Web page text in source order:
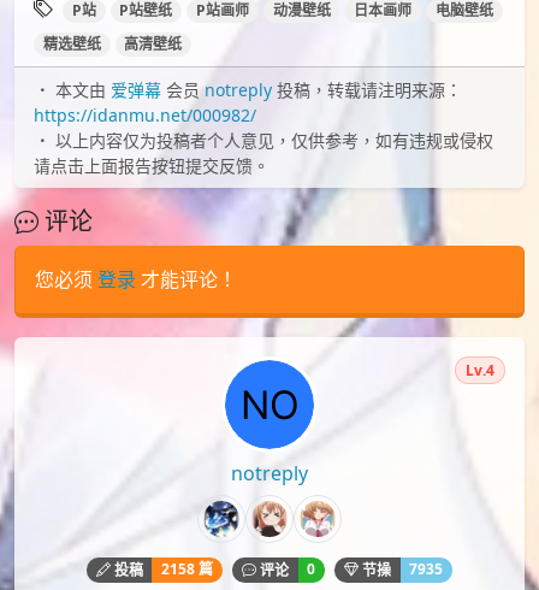
本文由 爱弹幕会员notreply 投稿，转载请注明来源：
https://idanmu.net/000982/
以上内容仅为投稿者个人意见，仅供参考，如有违规或侵权
请点击上面报告按钮提交反馈。
评论
您必须 才能评论！
notreply
投稿 评论 0
热门